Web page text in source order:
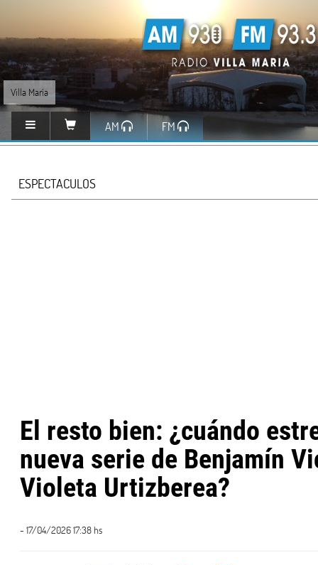
Villa María
AM FM
ESPECTACULOS
El resto bien: ¿cuándo
nueva serie de Benjamín
Violeta Urtizberea?
- 17/04/2026 17:38 hs